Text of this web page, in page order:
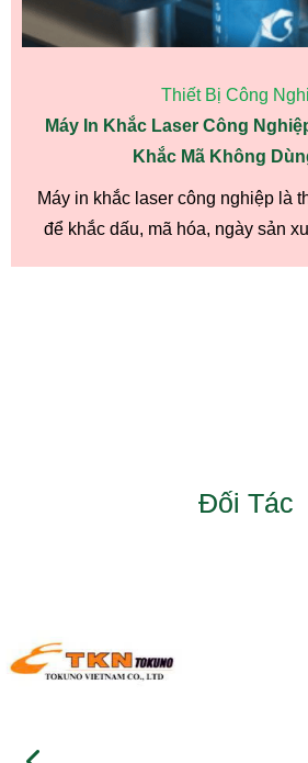
Thiết Bị Công
Máy In Khắc Laser Công
Khắc Mã Không
Máy in khắc laser công nghiệp là
để khắc dấu, mã hóa, ngày sản
Đối Tác